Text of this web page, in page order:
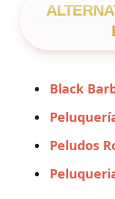
Black
Peludos